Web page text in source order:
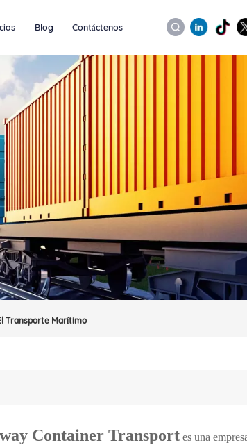
Blog Contáctenos
Transporte Marítimo
Container Transport es una